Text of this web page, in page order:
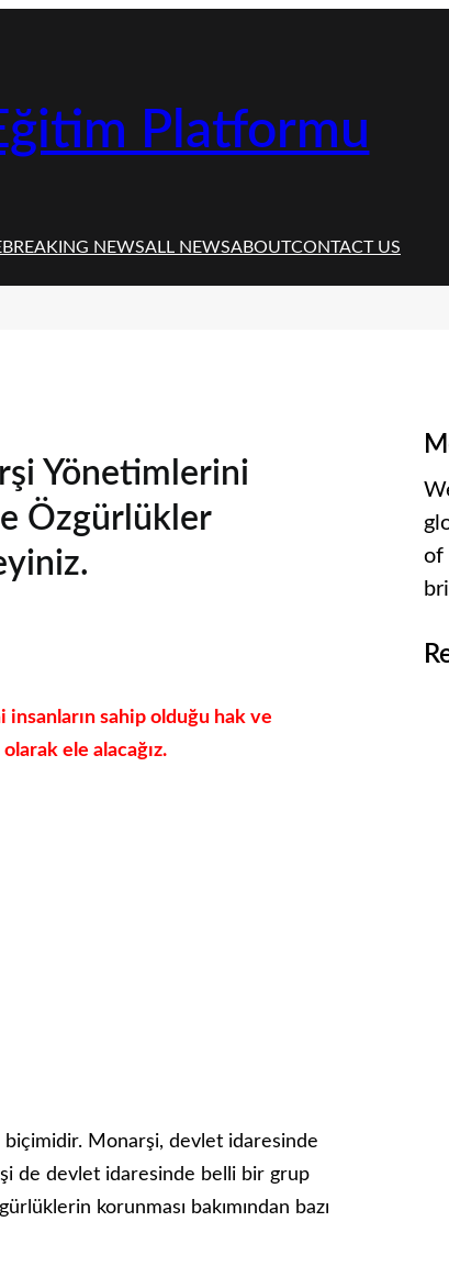
Platformu
BREAKING NEWSALL NEWSABOUTCONTACT US
Yönetimlerini
Özgürlükler
sahip olduğu hak ve
ele alacağız.
Monarşi, devlet idaresinde
de devlet idaresinde belli bir grup
korunması bakımından bazı
of